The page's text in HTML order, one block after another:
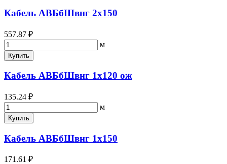
Кабель АВБбШвнг 2х150
557.87 ₽
м
Купить
Кабель АВБбШвнг 1х120 ож
135.24 ₽
м
Купить
Кабель АВБбШвнг 1х150
171.61 ₽